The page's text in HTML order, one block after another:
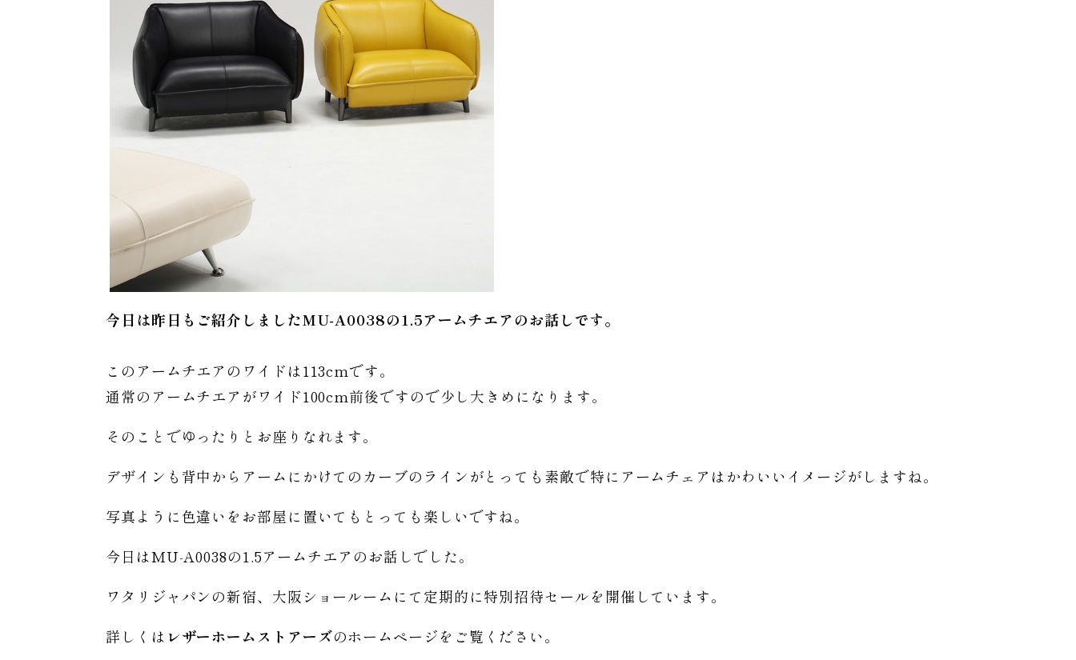
今日は昨日もご紹介しましたMU-A0038の1.5アームチエアのお話しです。
このアームチエアのワイドは113cmです。
通常のアームチエアがワイド100cm前後ですので少し大きめになります。
そのことでゆったりとお座りなれます。
デザインも背中からアームにかけてのカーブのラインがとっても素敵で特にアームチェアはかわいいイメージがしますね。
写真ように色違いをお部屋に置いてもとっても楽しいですね。
今日はMU-A0038の1.5アームチエアのお話しでした。
ワタリジャパンの新宿、大阪ショールームにて定期的に特別招待セールを開催しています。
詳しくは レザーホームストアーズのホームページをご覧ください。